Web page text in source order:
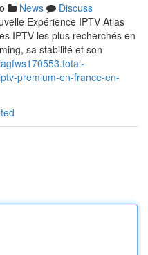
News
Discuss
Expérience IPTV Atlas
IPTV les plus recherchés en
sa stabilité et son
premium-en-france-en-